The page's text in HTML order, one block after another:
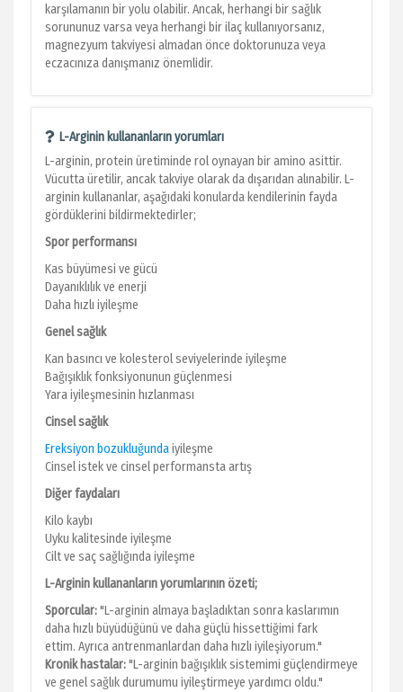
karşılamanın bir yolu olabilir. Ancak, herhangi bir sağlık
sorununuz varsa veya herhangi bir ilaç kullanıyorsanız,
magnezyum takviyesi almadan önce doktorunuza veya
eczacınıza danışmanız önemlidir.
L-Arginin kullananların yorumları
L-arginin, protein üretiminde rol oynayan bir amino asittir.
Vücutta üretilir, ancak takviye olarak da dışarıdan alınabilir. L-
arginin kullananlar, aşağıdaki konularda kendilerinin fayda
gördüklerini bildirmektedirler;
Spor performansı
Kas büyümesi ve gücü
Dayanıklılık ve enerji
Daha hızlı iyileşme
Genel sağlık
Kan basıncı ve kolesterol seviyelerinde iyileşme
Bağışıklık fonksiyonunun güçlenmesi
Yara iyileşmesinin hızlanması
Cinsel sağlık
Ereksiyon bozukluğundaiyileşme
Cinsel istek ve cinsel performansta artış
Diğer faydaları
Kilo kaybı
Uyku kalitesinde iyileşme
Cilt ve saç sağlığında iyileşme
L-Arginin kullananların yorumlarının özeti;
Sporcular:"L-arginin almaya başladıktan sonra kaslarımın
daha hızlı büyüdüğünü ve daha güçlü hissettiğimi fark
ettim. Ayrıca antrenmanlardan daha hızlı iyileşiyorum."
Kronik hastalar:"L-arginin bağışıklık sistemimi güçlendirmeye
ve genel sağlık durumumu iyileştirmeye yardımcı oldu."